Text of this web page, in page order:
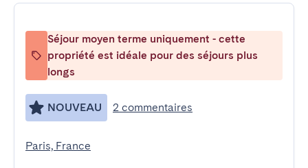
Séjour moyen terme uniquement - cette
propriété est idéale pour des séjours plus
longs
NOUVEAU 2 commentaires
Paris, France